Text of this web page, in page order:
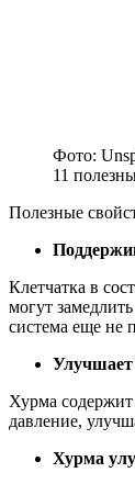
Фото:
11
Полезные
Клетчатка в
могут
система еще не
Улучшает
Хурма
давление,
Хурма